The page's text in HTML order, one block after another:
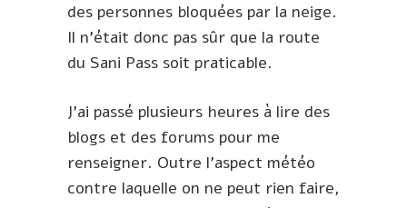
des personnes bloquées par la neige.
Il n’était donc pas sûr que la route
du Sani Pass soit praticable.
J’ai passé plusieurs heures à lire des
blogs et des forums pour me
renseigner. Outre l’aspect météo
contre laquelle on ne peut rien faire,